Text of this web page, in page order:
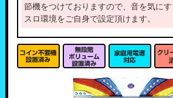
節機をつけておりますので、音を気に
スロ環境をご自身で設定頂けます。